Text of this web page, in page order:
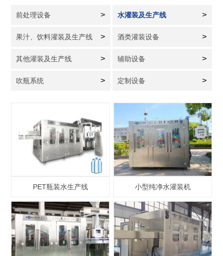
前处理设备 > 水灌装及生产线 >
果汁、饮料灌装及生产线 > 酒类灌装设备 >
其他灌装及生产线 > 辅助设备 >
吹瓶系统 > 定制设备 >
PET瓶装水生产线 小型纯净水灌装机